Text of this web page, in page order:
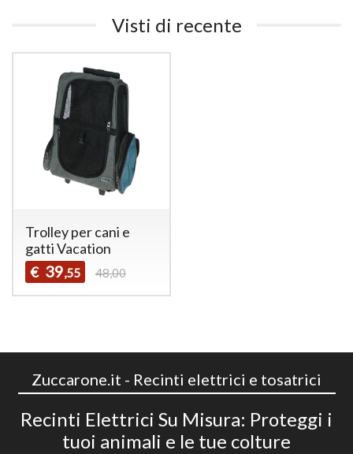
Visti di recente
Trolley per cani e
gatti Vacation
€ 39,55 48,00
Zuccarone.it - Recinti elettrici e tosatrici
Recinti Elettrici Su Misura: Proteggi i
tuoi animali e le tue colture